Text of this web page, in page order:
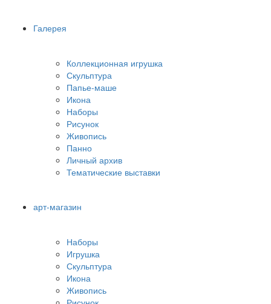
Галерея
Коллекционная игрушка
Скульптура
Папье-маше
Икона
Наборы
Рисунок
Живопись
Панно
Личный архив
Тематические выставки
арт-магазин
Наборы
Игрушка
Скульптура
Икона
Живопись